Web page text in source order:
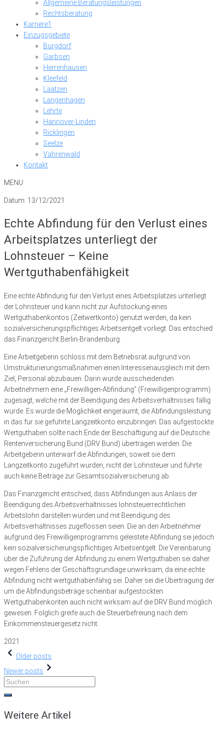
Allgemeine Beratungsleistungen
Rechtsberatung
Karriere1
Einzugsgebiete
Burgdorf
Garbsen
Herrenhausen
Kleefeld
Laatzen
Langenhagen
Lehrte
Hannover-Linden
Ricklingen
Seelze
Vahrenwald
Kontakt
MENU
Datum: 13/12/2021
Echte Abfindung für den Verlust eines
Arbeitsplatzes unterliegt der
Lohnsteuer – Keine
Wertguthabenfähigkeit
Eine echte Abfindung für den Verlust eines Arbeitsplatzes unterliegt
der Lohnsteuer und kann nicht zur Aufstockung eines
Wertguthabenkontos (Zeitwertkonto) genutzt werden, da kein
sozialversicherungspflichtiges Arbeitsentgelt vorliegt. Das entschied
das Finanzgericht Berlin-Brandenburg.
Eine Arbeitgeberin schloss mit dem Betriebsrat aufgrund von
Umstrukturierungsmaßnahmen einen Interessenausgleich mit dem
Ziel, Personal abzubauen. Darin wurde ausscheidenden
Arbeitnehmern eine „Freiwilligen-Abfindung“ (Freiwilligenprogramm)
zugesagt, welche mit der Beendigung des Arbeitsverhältnisses fällig
wurde. Es wurde die Möglichkeit eingeräumt, die Abfindungsleistung
in das für sie geführte Langzeitkonto einzubringen. Das aufgestockte
Wertguthaben sollte nach Ende der Beschäftigung auf die Deutsche
Rentenversicherung Bund (DRV Bund) übertragen werden. Die
Arbeitgeberin unterwarf die Abfindungen, soweit sie dem
Langzeitkonto zugeführt wurden, nicht der Lohnsteuer und führte
auch keine Beiträge zur Gesamtsozialversicherung ab.
Das Finanzgericht entschied, dass Abfindungen aus Anlass der
Beendigung des Arbeitsverhältnisses lohnsteuerrechtlichen
Arbeitslohn darstellen würden und mit Beendigung des
Arbeitsverhältnisses zugeflossen seien. Die an den Arbeitnehmer
aufgrund des Freiwilligenprogramms geleistete Abfindung sei jedoch
kein sozialversicherungspflichtiges Arbeitsentgelt. Die Vereinbarung
über die Zuführung der Abfindung zu einem Wertguthaben sei daher
wegen Fehlens der Geschäftsgrundlage unwirksam, da eine echte
Abfindung nicht wertguthabenfähig sei. Daher sei die Übertragung der
um die Abfindungsbeträge scheinbar aufgestockten
Wertguthabenkonten auch nicht wirksam auf die DRV Bund möglich
gewesen. Folglich greife auch die Steuerbefreiung nach dem
Einkommensteuergesetz nicht.
2021
Beitragsnavigation
Older posts
Newer posts
Weitere Artikel